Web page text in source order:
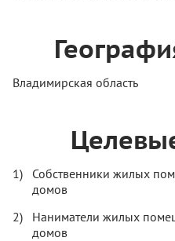
Владимирская область
Собственники жилых
домов
Наниматели жилых
домов